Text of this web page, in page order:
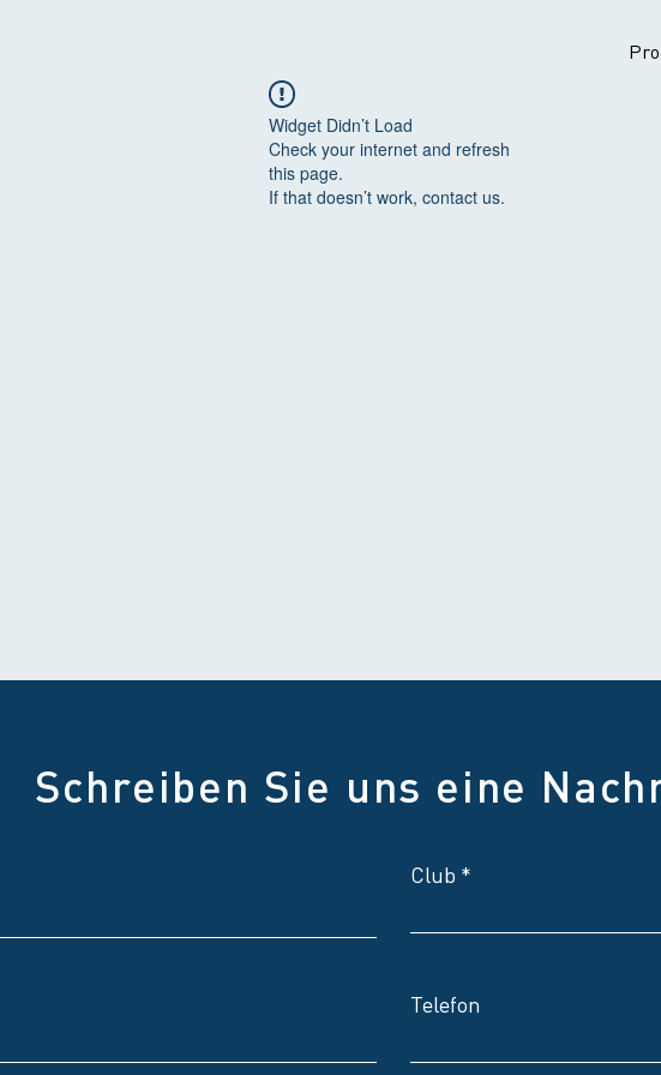
Widget Didn’t Load
Check your internet and refresh
this page.
If that doesn’t work, contact us.
Schreiben Sie uns eine
Club
Telefon